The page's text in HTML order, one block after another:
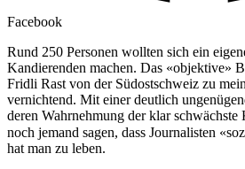
Facebook
Rund 250 Personen wollten sich ein
Kandierenden machen. Das «objektive»
Fridli Rast von der Südostschweiz zu
vernichtend. Mit einer deutlich
deren Wahrnehmung der klar
noch jemand sagen, dass Journalisten
hat man zu leben.